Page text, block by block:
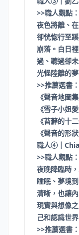
>>職人觀點：
夜色將離、
卻恍惚行至
崩落。白日
過、聽過卻
光怪陸離的夢
>>推薦選書：​
《聲音地圖集
《雪子小姐
《苔蘚的十
《聲音的形狀
職人④｜
>>職人觀點：
夜晚降臨時
睡眠、夢境
清晰，也讓
現實與想像
己和認識世
>>推薦選書：